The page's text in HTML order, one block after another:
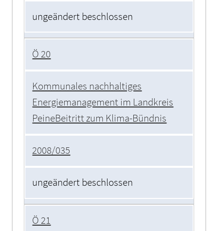
ungeändert beschlossen
Ö 20
Kommunales nachhaltiges
Energiemanagement im Landkreis
PeineBeitritt zum Klima-Bündnis
2008/035
ungeändert beschlossen
Ö 21